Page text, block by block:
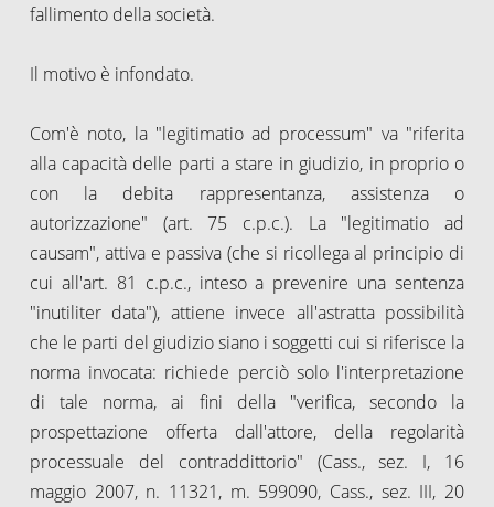
fallimento della società.
Il motivo è infondato.
Com'è noto, la "legitimatio ad processum" va "riferita
alla capacità delle parti a stare in giudizio, in proprio o
con la debita rappresentanza, assistenza o
autorizzazione" (art. 75 c.p.c.). La "legitimatio ad
causam", attiva e passiva (che si ricollega al principio di
cui all'art. 81 c.p.c., inteso a prevenire una sentenza
"inutiliter data"), attiene invece all'astratta possibilità
che le parti del giudizio siano i soggetti cui si riferisce la
norma invocata: richiede perciò solo l'interpretazione
di tale norma, ai fini della "verifica, secondo la
prospettazione offerta dall'attore, della regolarità
processuale del contraddittorio" (Cass., sez. I, 16
maggio 2007, n. 11321, m. 599090, Cass., sez. III, 20